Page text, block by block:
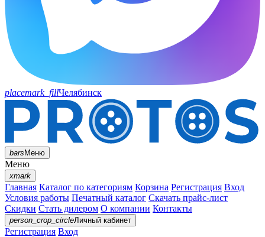
placemark_fillЧелябинск
barsМеню
Меню
xmark
Главная Каталог по категориям Корзина Регистрация Вход
Условия работы Печатный каталог Скачать прайс-лист
Скидки Стать дилером О компании Контакты
person_crop_circleЛичный кабинет
Регистрация Вход